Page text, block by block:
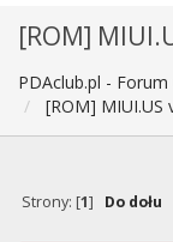
[ROM]
PDAclub.pl -
[ROM] MIUI.US
Strony: [1] Do dołu